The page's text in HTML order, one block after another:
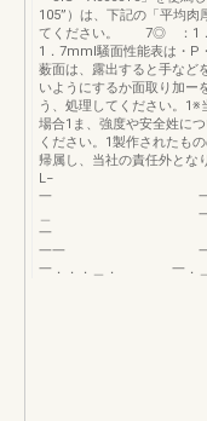
105”）は、下記の「平均肉
てください。 7◎ ：1．
1．7mml騒面性能表は・P
薮面は、露出すると手など
いようにするか面取り加ー
う、処理してください。
場合1ま、強度や安全姓に
ください。1製作されたも
帰属し、当社の責任外とな
L− ．
一 一一一
＿
一一 一＿一’
一．．．＿． 一．＿＿